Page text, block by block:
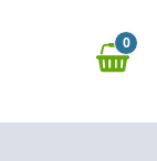
0,00 €
0